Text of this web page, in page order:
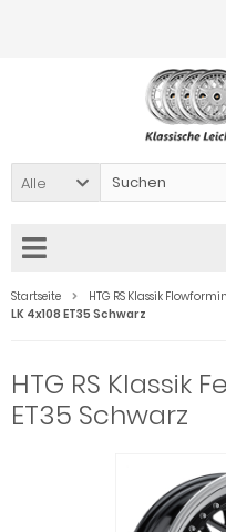
Alle
Startseite HTG RS Klassik
LK 4x108 ET35 Schwarz
HTG RS Klassik
ET35 Schwarz